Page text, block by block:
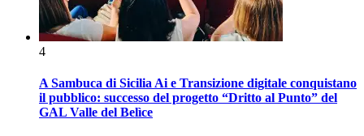
4
A Sambuca di Sicilia Ai e Transizione digitale conquistano
il pubblico: successo del progetto “Dritto al Punto” del
GAL Valle del Belìce